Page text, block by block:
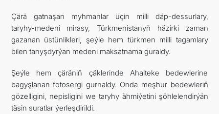
Çärä gatnaşan myhmanlar üçin milli däp-dessurlary,
taryhy-medeni mirasy, Türkmenistanyň häzirki zaman
gazanan üstünlikleri, şeýle hem türkmen milli tagamlary
bilen tanyşdyrýan medeni maksatnama guraldy.
Şeýle hem çäräniň çäklerinde Ahalteke bedewlerine
bagyşlanan fotosergi gurnaldy. Onda meşhur bedewleriň
gözelligini, nepisligini we taryhy ähmiýetini şöhlelendirýän
täsin suratlar ýerleşdirildi.